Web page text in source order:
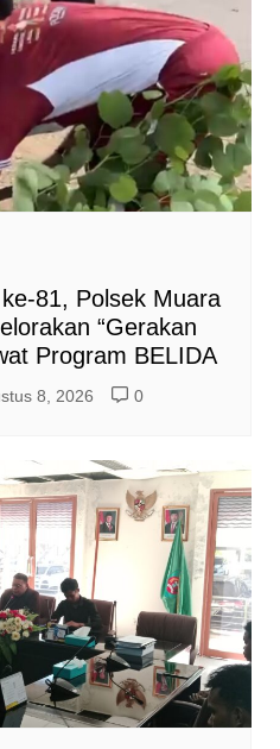
81, Polsek Muara
“Gerakan
Program BELIDA
8, 2026 0